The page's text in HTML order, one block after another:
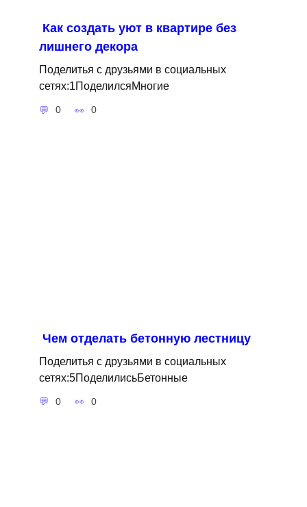
Как создать уют в квартире без
лишнего декора
Поделитья с друзьями в социальных
сетях:1ПоделилсяМногие
0 0
Чем отделать бетонную лестницу
Поделитья с друзьями в социальных
сетях:5ПоделилисьБетонные
0 0